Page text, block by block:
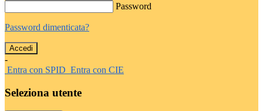
Password
Password dimenticata?
-
Entra con SPID Entra con CIE
Seleziona utente